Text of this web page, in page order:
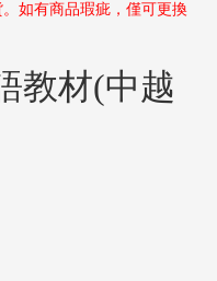
如有商品瑕疵，僅可更換
教材(中越